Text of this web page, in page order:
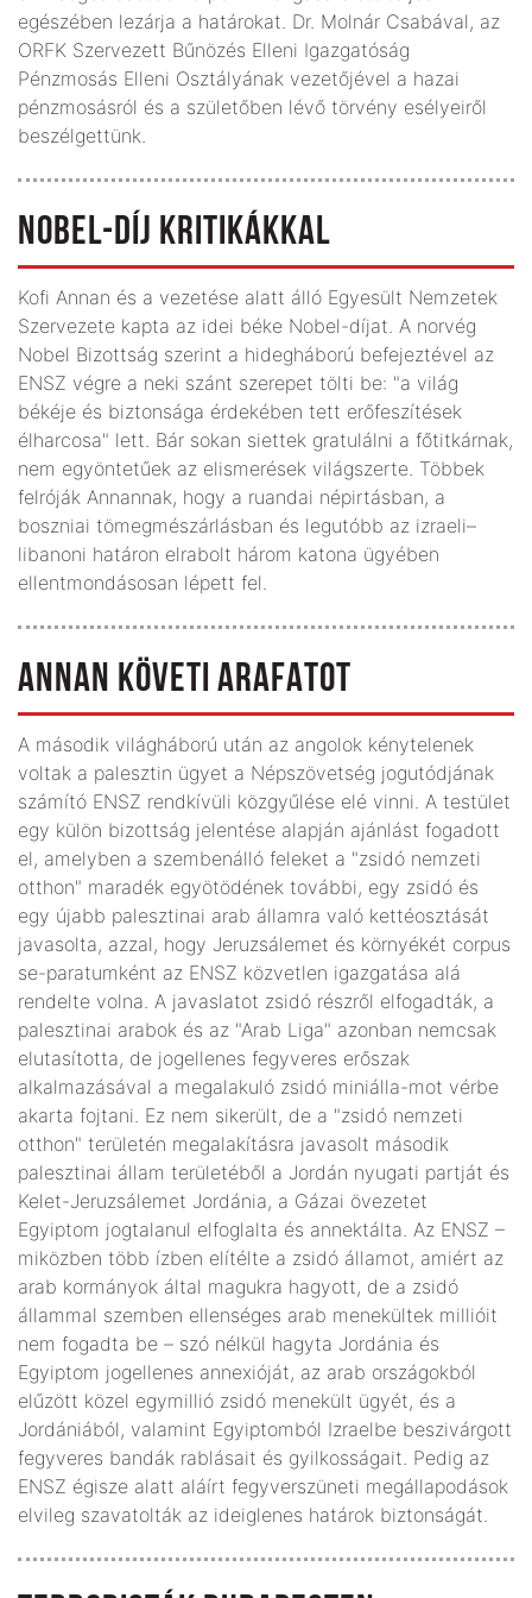
egészében lezárja a határokat. Dr. Molnár Csabával, az
ORFK Szervezett Bűnözés Elleni Igazgatóság
Pénzmosás Elleni Osztályának vezetőjével a hazai
pénzmosásról és a születőben lévő törvény esélyeiről
beszélgettünk.
NOBEL-DÍJ KRITIKÁKKAL
Kofi Annan és a vezetése alatt álló Egyesült Nemzetek
Szervezete kapta az idei béke Nobel-díjat. A norvég
Nobel Bizottság szerint a hidegháború befejeztével az
ENSZ végre a neki szánt szerepet tölti be: "a világ
békéje és biztonsága érdekében tett erőfeszítések
élharcosa" lett. Bár sokan siettek gratulálni a főtitkárnak,
nem egyöntetűek az elismerések világszerte. Többek
felróják Annannak, hogy a ruandai népirtásban, a
boszniai tömegmészárlásban és legutóbb az izraeli–
libanoni határon elrabolt három katona ügyében
ellentmondásosan lépett fel.
ANNAN KÖVETI ARAFATOT
A második világháború után az angolok kénytelenek
voltak a palesztin ügyet a Népszövetség jogutódjának
számító ENSZ rendkívüli közgyűlése elé vinni. A testület
egy külön bizottság jelentése alapján ajánlást fogadott
el, amelyben a szembenálló feleket a "zsidó nemzeti
otthon" maradék egyötödének további, egy zsidó és
egy újabb palesztinai arab államra való kettéosztását
javasolta, azzal, hogy Jeruzsálemet és környékét corpus
se-paratumként az ENSZ közvetlen igazgatása alá
rendelte volna. A javaslatot zsidó részről elfogadták, a
palesztinai arabok és az "Arab Liga" azonban nemcsak
elutasította, de jogellenes fegyveres erőszak
alkalmazásával a megalakuló zsidó miniálla-mot vérbe
akarta fojtani. Ez nem sikerült, de a "zsidó nemzeti
otthon" területén megalakításra javasolt második
palesztinai állam területéből a Jordán nyugati partját és
Kelet-Jeruzsálemet Jordánia, a Gázai övezetet
Egyiptom jogtalanul elfoglalta és annektálta. Az ENSZ –
miközben több ízben elítélte a zsidó államot, amiért az
arab kormányok által magukra hagyott, de a zsidó
állammal szemben ellenséges arab menekültek millióit
nem fogadta be – szó nélkül hagyta Jordánia és
Egyiptom jogellenes annexióját, az arab országokból
elűzött közel egymillió zsidó menekült ügyét, és a
Jordániából, valamint Egyiptomból Izraelbe beszivárgott
fegyveres bandák rablásait és gyilkosságait. Pedig az
ENSZ égisze alatt aláírt fegyverszüneti megállapodások
elvileg szavatolták az ideiglenes határok biztonságát.